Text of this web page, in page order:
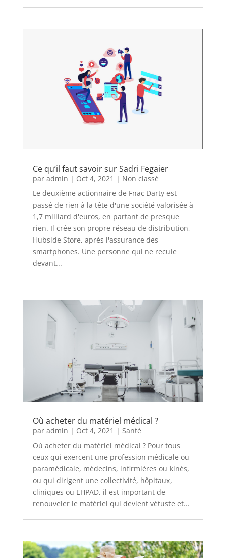
Ce qu’il faut savoir sur Sadri Fegaier
par admin | Oct 4, 2021 | Non classé
Le deuxième actionnaire de Fnac Darty est
passé de rien à la tête d'une société valorisée à
1,7 milliard d'euros, en partant de presque
rien. Il crée son propre réseau de distribution,
Hubside Store, après l'assurance des
smartphones. Une personne qui ne recule
devant...
Où acheter du matériel médical ?
par admin | Oct 4, 2021 | Santé
Où acheter du matériel médical ? Pour tous
ceux qui exercent une profession médicale ou
paramédicale, médecins, infirmières ou kinés,
ou qui dirigent une collectivité, hôpitaux,
cliniques ou EHPAD, il est important de
renouveler le matériel qui devient vétuste et...